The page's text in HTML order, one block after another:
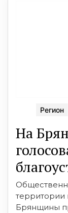
Регион
На
территории
Брянщины